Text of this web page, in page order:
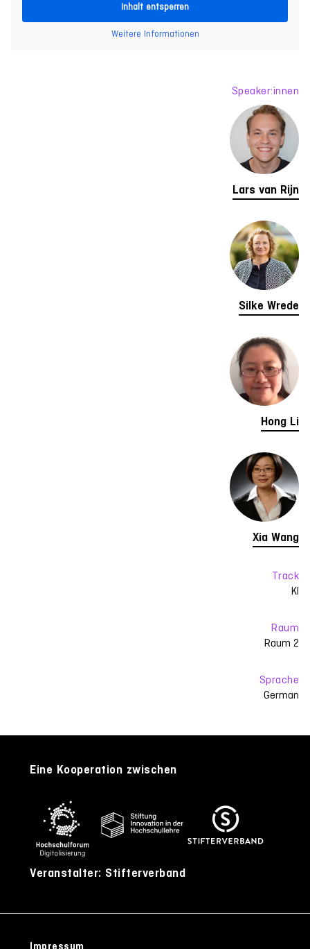
Inhalt entsperren
Weitere Informationen
Speaker:innen
Lars van Rijn
Silke Wrede
Hong Li
Xia Wang
Track
KI
Raum
Raum 2
Sprache
German
Eine Kooperation zwischen
Veranstalter: Stifterverband
Impressum